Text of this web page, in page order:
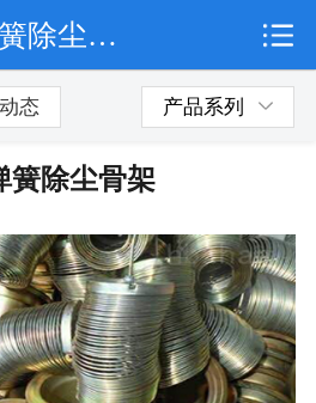
公司简介
联系我们
弹簧除尘骨架
态 产品系列
簧除尘骨架